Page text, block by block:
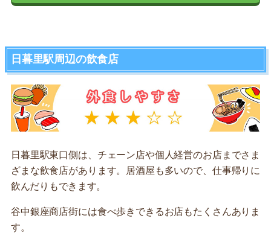
日暮里駅周辺の飲食店
日暮里駅東口側は、チェーン店や個人経営のお店までさま
ざまな飲食店があります。居酒屋も多いので、仕事帰りに
飲んだりもできます。
谷中銀座商店街には食べ歩きできるお店もたくさんありま
す。